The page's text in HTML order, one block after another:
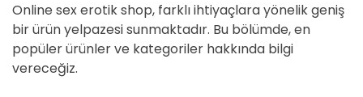
Online sex erotik shop, farklı ihtiyaçlara yönelik geniş
bir ürün yelpazesi sunmaktadır. Bu bölümde, en
popüler ürünler ve kategoriler hakkında bilgi
vereceğiz.